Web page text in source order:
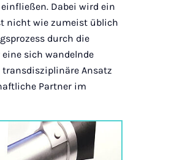
Dabei wird ein
nicht wie zumeist üblich
durch die
sich wandelnde
Ansatz
Partner im